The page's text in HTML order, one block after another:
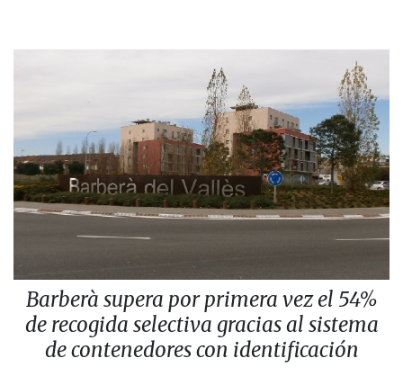
Barberà supera por primera vez el 54%
de recogida selectiva gracias al sistema
de contenedores con identificación